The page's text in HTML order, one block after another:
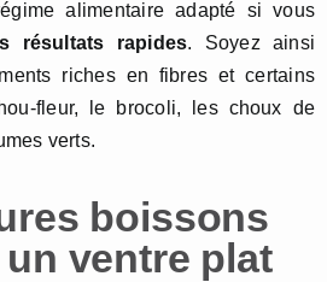
alimentaire adapté si vous
résultats rapides. Soyez ainsi
riches en fibres et certains
fleur, le brocoli, les choux de
verts.
boissons
ventre plat